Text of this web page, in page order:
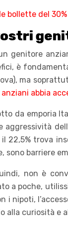
bollette del
genitore
è
ma
abbia
da emporia
aggressività
22,5% trova
sono barriere
non è
a poche,
i nipoti,
alla curiosità e